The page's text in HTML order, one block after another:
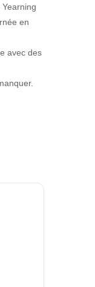
en
avec des